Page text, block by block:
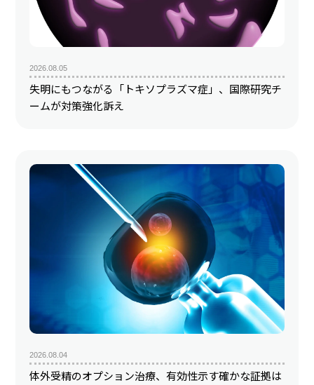
2026.08.05
失明にもつながる「トキソプラズマ症」、国際研究チ
ームが対策強化訴え
2026.08.04
体外受精のオプション治療、有効性示す確かな証拠は